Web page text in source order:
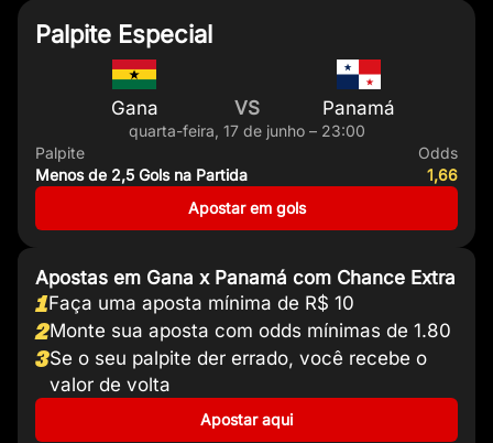
Palpite Especial
Gana VS Panamá
quarta-feira, 17 de junho – 23:00
Palpite
Menos de 2,5 Gols na Partida
Odds
1,66
Apostar em gols
Apostas em Gana x Panamá com Chance Extra
1Faça uma aposta mínima de R$ 10
2Monte sua aposta com odds mínimas de 1.80
3Se o seu palpite der errado, você recebe o
valor de volta
Apostar aqui